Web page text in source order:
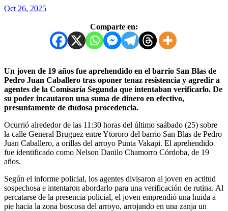
Oct 26, 2025
Comparte en:
Un joven de 19 años fue aprehendido en el barrio San Blas de
Pedro Juan Caballero tras oponer tenaz resistencia y agredir a
agentes de la Comisaría Segunda que intentaban verificarlo. De
su poder incautaron una suma de dinero en efectivo,
presuntamente de dudosa procedencia.
Ocurrió alrededor de las 11:30 horas del último saábado (25) sobre
la calle General Bruguez entre Ytororo del barrio San Blas de Pedro
Juan Caballero, a orillas del arroyo Punta Vakapi. El aprehendido
fue identificado como Nelson Danilo Chamorro Córdoba, de 19
años.
Según el informe policial, los agentes divisaron al joven en actitud
sospechosa e intentaron abordarlo para una verificación de rutina. Al
percatarse de la presencia policial, el joven emprendió una huida a
pie hacia la zona boscosa del arroyo, arrojando en una zanja un